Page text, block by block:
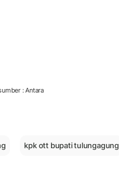
: Antara
kpk ott bupati tulungagung